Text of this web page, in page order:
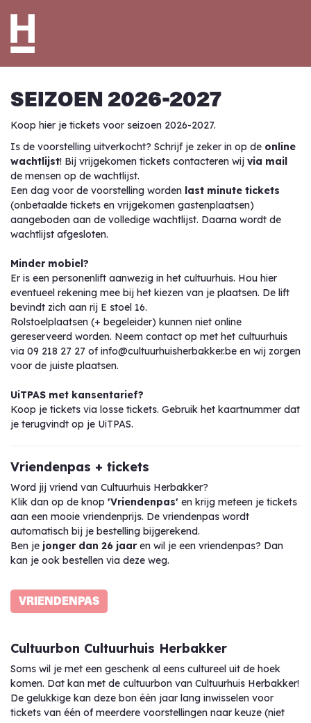
SEIZOEN 2026-2027
Koop hier je tickets voor seizoen 2026-2027.
Is de voorstelling uitverkocht? Schrijf je zeker in op de online
wachtlijst! Bij vrijgekomen tickets contacteren wij via mail
de mensen op de wachtlijst.
Een dag voor de voorstelling worden last minute tickets
(onbetaalde tickets en vrijgekomen gastenplaatsen)
aangeboden aan de volledige wachtlijst. Daarna wordt de
wachtlijst afgesloten.
Minder mobiel?
Er is een personenlift aanwezig in het cultuurhuis. Hou hier
eventueel rekening mee bij het kiezen van je plaatsen. De lift
bevindt zich aan rij E stoel 16.
Rolstoelplaatsen (+ begeleider) kunnen niet online
gereserveerd worden. Neem contact op met het cultuurhuis
via 09 218 27 27 of info@cultuurhuisherbakker.be en wij zorgen
voor de juiste plaatsen.
UiTPAS met kansentarief?
Koop je tickets via losse tickets. Gebruik het kaartnummer dat
je terugvindt op je UiTPAS.
Vriendenpas + tickets
Word jij vriend van Cultuurhuis Herbakker?
Klik dan op de knop 'Vriendenpas' en krijg meteen je tickets
aan een mooie vriendenprijs. De vriendenpas wordt
automatisch bij je bestelling bijgerekend.
Ben je jonger dan 26 jaaren wil je een vriendenpas? Dan
kan je ook bestellen via deze weg.
VRIENDENPAS
Cultuurbon Cultuurhuis Herbakker
Soms wil je met een geschenk al eens cultureel uit de hoek
komen. Dat kan met de cultuurbon van Cultuurhuis Herbakker!
De gelukkige kan deze bon één jaar lang inwisselen voor
tickets van één of meerdere voorstellingen naar keuze (niet